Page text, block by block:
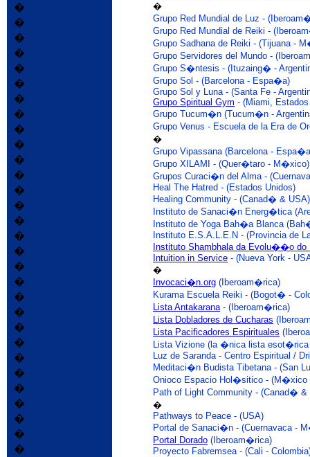
�
Grupo Red Mundial de Luz -
Grupo Red Mundial de Reiki -
Grupo Sadhana de Reiki - (Tijuana -
Grupo Servidores del Mundo -
Grupo S�ntesis - (Ituzaing� -
Grupo Sol - (Barcelona - Espa�a)
Grupo Sol y Luna - (Santa Fe -
Grupo Spiritual Gym - (Miami,
Grupo Tucum�n (Tucum�n -
Grupo Venus - Escuela de la Era de
�
Grupo Vipassana (Barcelona -
Grupo XILAMI - (Quer�taro - M�xico)
Grupos Curaci�n del Alma -
Heal The Hatred - (Estados Unidos)
Healing Community - (Canad� & USA)
Instituto de Sanaci�n Energ�tica
Instituto de Yoga Bah�a Blanca
Instituto E.S.A.L.E.N - (Provincia de
Instituto Shambhala da Evolu��o do
Intuition in Service - (Nueva York -
�
Invocaci�n.org (Iberoam�rica)
Kurama Escuela Reiki - (Bogot� -
Lista Antakarana- (Iberoam�rica)
Lista Dobladores de Cucharas
Lista Pacificadores Espirituales
Lista Vizione (la �nica lista esot�rica
Luz de Saranda - Centro Espiritual /
Meditaci�n Budista Tibetana - (San
Onioco Espacio Hol�sitico -
Path of Light Community - (Canad� &
�
Pathways to Peace - (USA)
Portal de Sanaci�n - (Cuernavaca -
Portal Dorado (Iberoam�rica)
Proyecto Fabremsea - (Cali -
�
�
�
�
�
�
�
�
�
�
�
�
�
�
�
�
�
�
�
�
�
�
�
�
�
�
�
�
�
�